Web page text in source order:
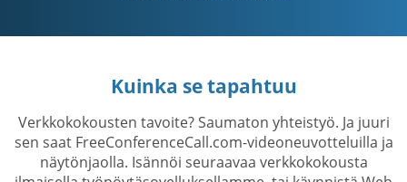
Kuinka se tapahtuu
Verkkokokousten tavoite? Saumaton yhteistyö. Ja juuri
sen saat FreeConferenceCall.com-videoneuvotteluilla ja
näytönjaolla. Isännöi seuraavaa verkkokokousta